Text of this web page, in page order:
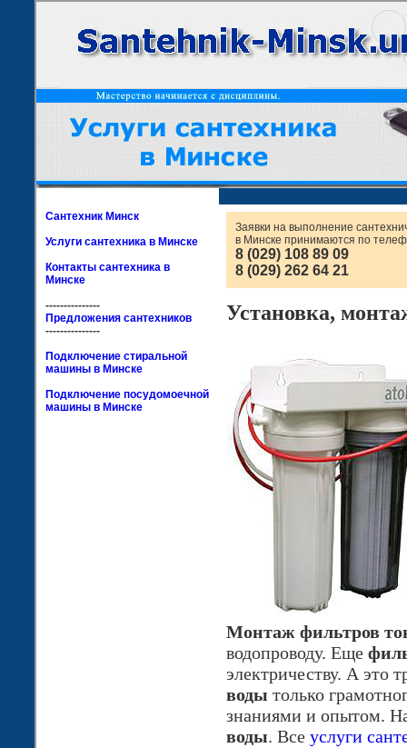
Сантехник Минск
Услуги сантехника в Минске
Контакты сантехника в
Минске
---------------
Предложения сантехников
---------------
Подключение стиральной
машины в Минске
Подключение посудомоечной
машины в Минске
Заявки на выполнение
в Минске принимаются по
8 (029) 108 89 09
8 (029) 262 64 21
Установка,
Монтаж фильтров
водопроводу. Еще
электричеству. А это
воды только
знаниями и опытом.
воды. Все услуги